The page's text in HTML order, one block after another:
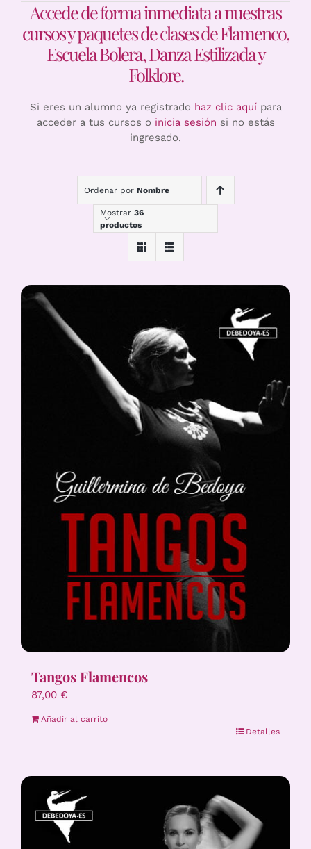
Accede de forma inmediata a nuestras
cursos y paquetes de clases de Flamenco,
Escuela Bolera, Danza Estilizada y
Folklore.
Si eres un alumno ya registrado haz clic aquípara
acceder a tus cursos o inicia sesión si no estás
ingresado.
Ordenar por Nombre
Mostrar 36
productos
Tangos Flamencos
87,00 €
Añadir al carrito
Detalles